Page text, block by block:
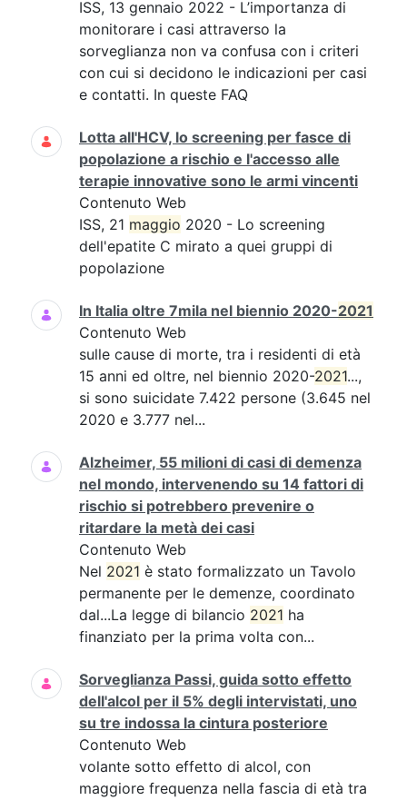
ISS, 13 gennaio 2022 - L’importanza di
monitorare i casi attraverso la
sorveglianza non va confusa con i criteri
con cui si decidono le indicazioni per casi
e contatti. In queste FAQ
Lotta all'HCV, lo screening per fasce di
popolazione a rischio e l'accesso alle
terapie innovative sono le armi vincenti
Contenuto Web
ISS, 21 maggio 2020 - Lo screening
dell'epatite C mirato a quei gruppi di
popolazione
In Italia oltre 7mila nel biennio 2020-2021
Contenuto Web
sulle cause di morte, tra i residenti di età
15 anni ed oltre, nel biennio 2020-2021...,
si sono suicidate 7.422 persone (3.645 nel
2020 e 3.777 nel...
Alzheimer, 55 milioni di casi di demenza
nel mondo, intervenendo su 14 fattori di
rischio si potrebbero prevenire o
ritardare la metà dei casi
Contenuto Web
Nel 2021 è stato formalizzato un Tavolo
permanente per le demenze, coordinato
dal...La legge di bilancio 2021 ha
finanziato per la prima volta con...
Sorveglianza Passi, guida sotto effetto
dell'alcol per il 5% degli intervistati, uno
su tre indossa la cintura posteriore
Contenuto Web
volante sotto effetto di alcol, con
maggiore frequenza nella fascia di età tra